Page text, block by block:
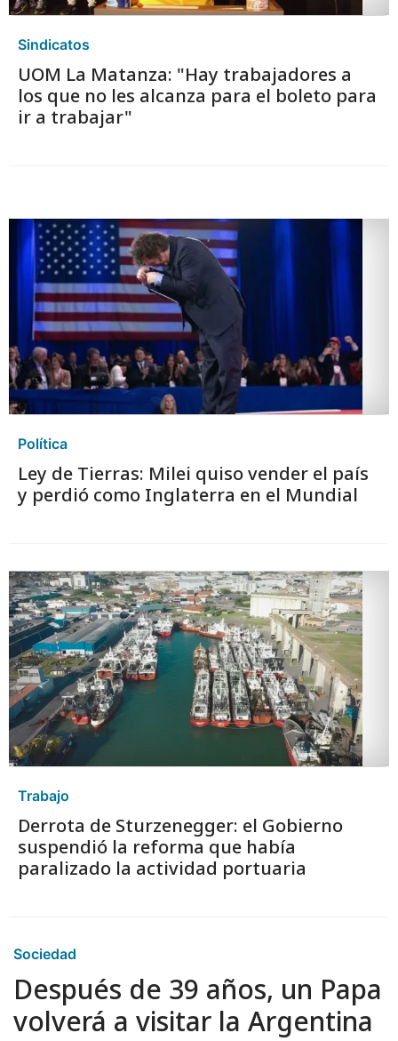
Sindicatos
UOM La Matanza: "Hay trabajadores a
los que no les alcanza para el boleto para
ir a trabajar"
Política
Ley de Tierras: Milei quiso vender el país
y perdió como Inglaterra en el Mundial
Trabajo
Derrota de Sturzenegger: el Gobierno
suspendió la reforma que había
paralizado la actividad portuaria
Sociedad
Después de 39 años, un Papa
volverá a visitar la Argentina